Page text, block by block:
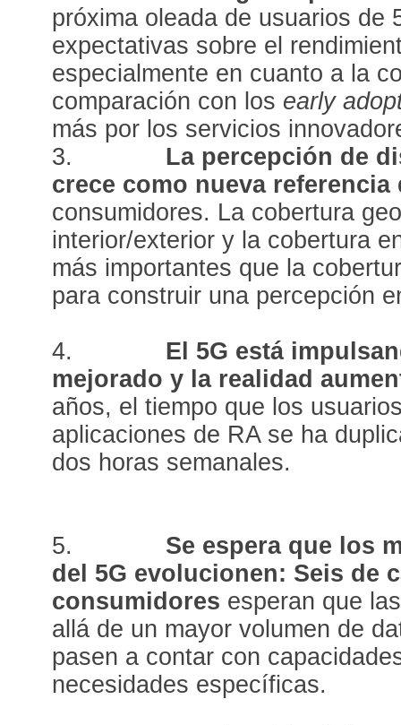
próxima oleada de usuarios de
expectativas sobre el
especialmente en cuanto a la
comparación con los early
más por los servicios
3. La percepción de
crece como nueva
consumidores. La cobertura
interior/exterior y la cobertura
más importantes que la
para construir una percepción
4. El 5G está
mejorado y la realidad
años, el tiempo que los
aplicaciones de RA se ha
dos horas semanales.
5. Se espera que los
del 5G evolucionen: Seis de
consumidores esperan que
allá de un mayor volumen de
pasen a contar con
necesidades específicas.